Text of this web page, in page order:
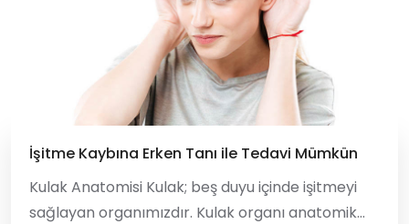
İşitme Kaybına Erken Tanı ile Tedavi Mümkün
Kulak Anatomisi Kulak; beş duyu içinde işitmeyi
sağlayan organımızdır. Kulak organı anatomik